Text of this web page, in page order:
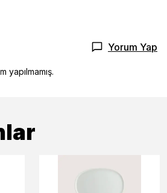
Yorum Yap
yapılmamış.